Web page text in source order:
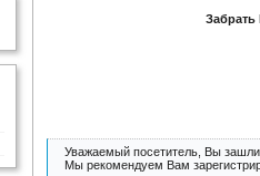
Забрать
Уважаемый посетитель, Вы зашли
Мы рекомендуем Вам